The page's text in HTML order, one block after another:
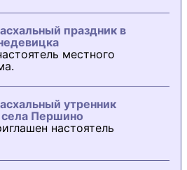
праздник в
местного
утренник
Першино
настоятель